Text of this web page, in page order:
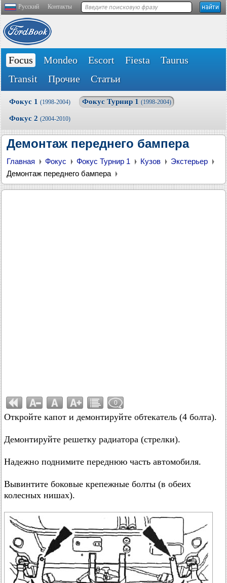
Русский Контакты
Focus Mondeo Escort Fiesta
Taurus
Transit
Прочие Статьи
Фокус 1 (1998-2004) Фокус Турнир 1 (1998-2004)
Фокус 2 (2004-2010)
Демонтаж переднего бампера
Главная Фокус Фокус Турнир 1 Кузов
Экстерьер
Демонтаж переднего бампера
0
Откройте капот и демонтируйте обтекатель (4 болта).
Демонтируйте решетку радиатора (стрелки).
Надежно поднимите переднюю часть автомобиля.
Вывинтите боковые крепежные болты (в обеих
колесных нишах).